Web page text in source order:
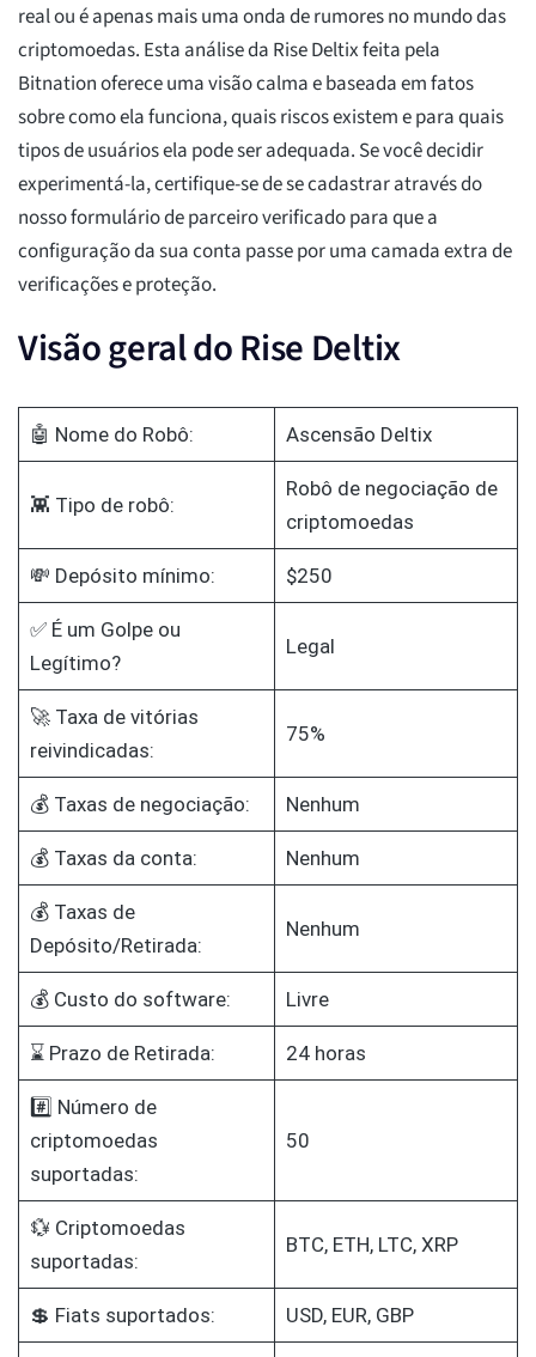
real ou é apenas mais uma onda de rumores no mundo das
criptomoedas. Esta análise da Rise Deltix feita pela
Bitnation oferece uma visão calma e baseada em fatos
sobre como ela funciona, quais riscos existem e para quais
tipos de usuários ela pode ser adequada. Se você decidir
experimentá-la, certifique-se de se cadastrar através do
nosso formulário de parceiro verificado para que a
configuração da sua conta passe por uma camada extra de
verificações e proteção.
Visão geral do Rise Deltix
🤖 Nome do Robô: Ascensão Deltix
👾 Tipo de robô:
Robô de negociação de
criptomoedas
💸 Depósito mínimo: $250
✅ É um Golpe ou
Legítimo?
Legal
🚀 Taxa de vitórias
reivindicadas:
75%
💰 Taxas de negociação: Nenhum
💰 Taxas da conta: Nenhum
💰 Taxas de
Depósito/Retirada:
Nenhum
💰 Custo do software: Livre
⌛ Prazo de Retirada: 24 horas
#️⃣ Número de
criptomoedas
suportadas:
50
💱 Criptomoedas
suportadas:
BTC, ETH, LTC, XRP
💲 Fiats suportados: USD, EUR, GBP